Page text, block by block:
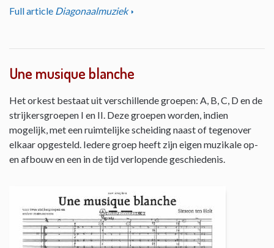
Full article Diagonaalmuziek
Une musique blanche
Het orkest bestaat uit verschillende groepen: A, B, C, D en de
strijkersgroepen I en II. Deze groepen worden, indien
mogelijk, met een ruimtelijke scheiding naast of tegenover
elkaar opgesteld. Iedere groep heeft zijn eigen muzikale op-
en afbouw en een in de tijd verlopende geschiedenis.